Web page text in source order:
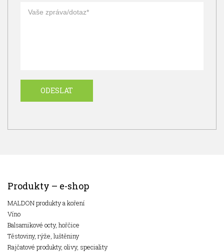
Produkty – e-shop
MALDON produkty a koření
Víno
Balsamikové octy, hořčice
Těstoviny, rýže, luštěniny
Rajčatové produkty, olivy, speciality